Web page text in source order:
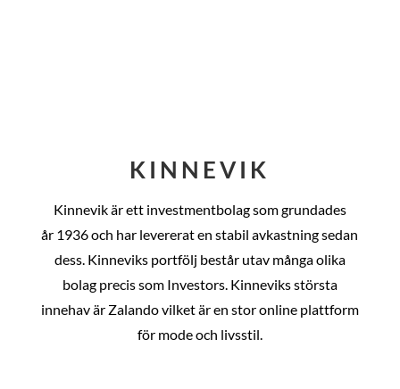
KINNEVIK
Kinnevik är ett investmentbolag som grundades
år 1936 och har levererat en stabil avkastning sedan
dess. Kinneviks portfölj består utav många olika
bolag precis som Investors. Kinneviks största
innehav är Zalando vilket är en stor online plattform
för mode och livsstil.